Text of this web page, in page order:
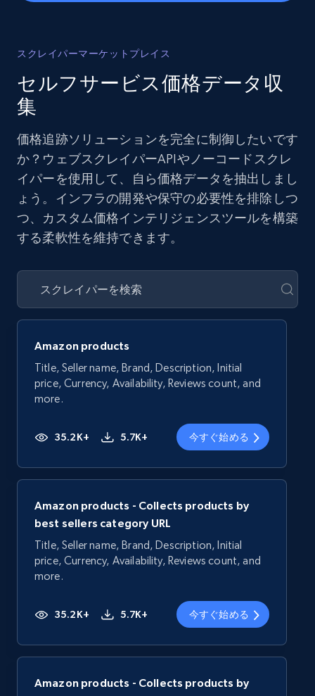
スクレイパーマーケットプレイス
セルフサービス価格データ収
集
価格追跡ソリューションを完全に制御したいです
か？ウェブスクレイパーAPIやノーコードスクレ
イパーを使用して、自ら価格データを抽出しまし
ょう。インフラの開発や保守の必要性を排除しつ
つ、カスタム価格インテリジェンスツールを構築
する柔軟性を維持できます。
Amazon products
Title, Seller name, Brand, Description, Initial
price, Currency, Availability, Reviews count, and
more.
35.2K+ 5.7K+ 今すぐ始める
Amazon products - Collects products by
best sellers category URL
Title, Seller name, Brand, Description, Initial
price, Currency, Availability, Reviews count, and
more.
35.2K+ 5.7K+ 今すぐ始める
Amazon products - Collects products by